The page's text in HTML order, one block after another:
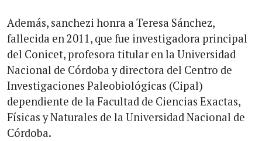
Además, sanchezi honra a Teresa Sánchez,
fallecida en 2011, que fue investigadora principal
del Conicet, profesora titular en la Universidad
Nacional de Córdoba y directora del Centro de
Investigaciones Paleobiológicas (Cipal)
dependiente de la Facultad de Ciencias Exactas,
Físicas y Naturales de la Universidad Nacional de
Córdoba.